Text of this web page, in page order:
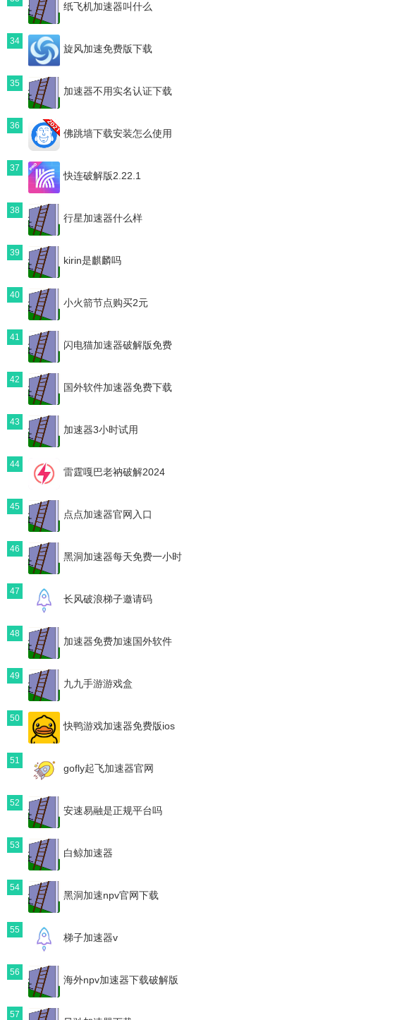
纸飞机加速器叫什么
34
旋风加速免费版下载
35
加速器不用实名认证下载
36
佛跳墙下载安装怎么使用
37
快连破解版2.22.1
38
行星加速器什么样
39
kirin是麒麟吗
40
小火箭节点购买2元
41
闪电猫加速器破解版免费
42
国外软件加速器免费下载
43
加速器3小时试用
44
雷霆嘎巴老衲破解2024
45
点点加速器官网入口
46
黑洞加速器每天免费一小时
47
长风破浪梯子邀请码
48
加速器免费加速国外软件
49
九九手游游戏盒
50
快鸭游戏加速器免费版ios
51
gofly起飞加速器官网
52
安速易融是正规平台吗
53
白鲸加速器
54
黑洞加速npv官网下载
55
梯子加速器v
56
海外npv加速器下载破解版
57